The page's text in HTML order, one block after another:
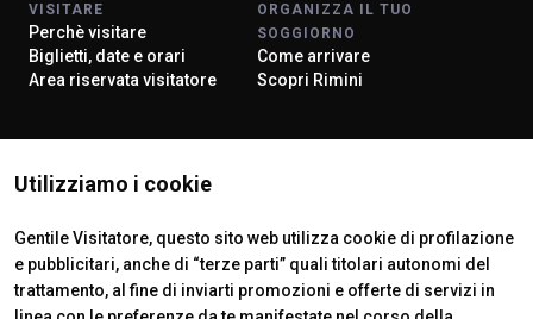
Utilizziamo i cookie
Gentile Visitatore, questo sito web utilizza cookie di profilazione
e pubblicitari, anche di “terze parti” quali titolari autonomi del
trattamento, al fine di inviarti promozioni e offerte di servizi in
VISITARE
Perchè visitare
Biglietti, date e orari
Area riservata visitatore
ORGANIZZA IL TUO
SOGGIORNO
Come arrivare
Scopri Rimini
ISTITUTI CERTIFICATORI